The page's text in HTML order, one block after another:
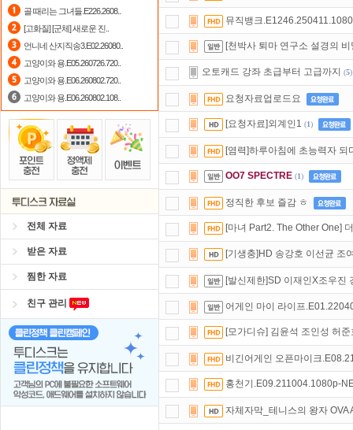
골 때리는 그녀들.E226.2608..
[고화질] [군체] 새로운 진..
언니네 산지직송3.E02.26080..
고양이와 용.E05.260726.720..
고양이와 용.E06.260802.720..
고양이와 용.E06.260802.108..
전체 자료
받은 자료
찜한 자료
친구 관리
포인트할인쿠폰 사용방법안내
요즘 뭐가 재밌지?고민되면 눌러봐!
뮤직뱅크
[천박사 퇴마 연구소 설경의
오토캐드 강좌 초급부터 고급까지 (5)
요청자료업로드요
[요청자료]외계인1 (1)
[염력]하루아침에 초능력자 되
OO7 SPECTRE (1)
정직한 후보 즐감 ㅎ
[마녀 Part2. The Other One]
[기생충]HD 송강호 이선균 조
[발신제한]SD 이재인X조우진
어게인 마이 라이프
[모가디슈] 김윤석 조인성 허
비긴어게인 오픈마이크
홍천기.E09.211004.1080p-
자체자막_테니스의 왕자 OVA